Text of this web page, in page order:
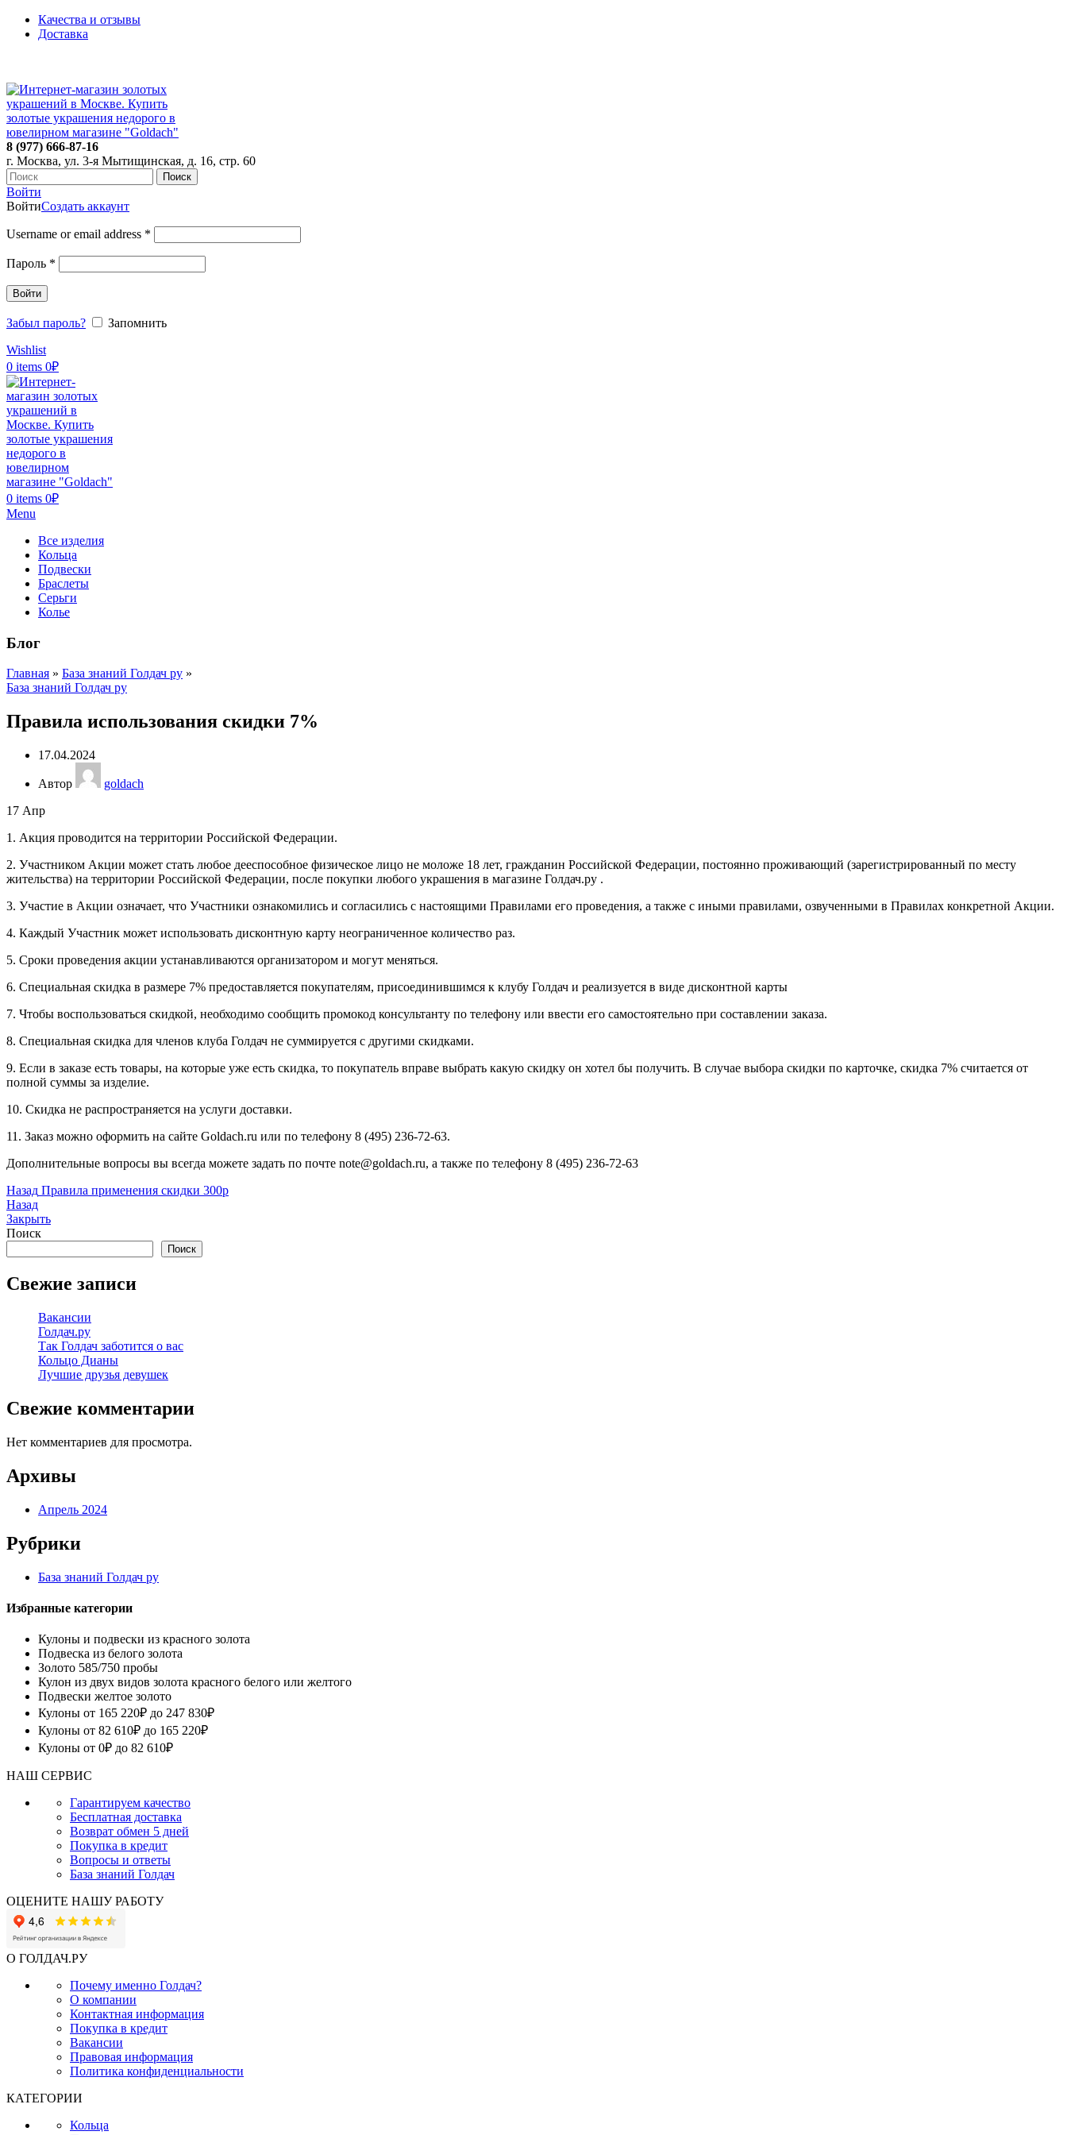
Качества и отзывы
Доставка
8 (977) 666-87-16
г. Москва, ул. 3-я Мытищинская, д. 16, стр. 60
Поиск
Войти
ВойтиСоздать аккаунт
Username or email address *
Пароль *
Войти
Забыл пароль?
Запомнить
Wishlist
0 items 0₽
0 items 0₽
Menu
Все изделия
Кольца
Подвески
Браслеты
Серьги
Колье
Блог
Главная » База знаний Голдач ру »
База знаний Голдач ру
Правила использования скидки 7%
17.04.2024
Автор
goldach
17 Апр
1. Акция проводится на территории Российской Федерации.
2. Участником Акции может стать любое дееспособное физическое лицо не моложе 18 лет, гражданин Российской Федерации, постоянно проживающий (зарегистрированный по месту
жительства) на территории Российской Федерации, после покупки любого украшения в магазине Голдач.ру .
3. Участие в Акции означает, что Участники ознакомились и согласились с настоящими Правилами его проведения, а также с иными правилами, озвученными в Правилах конкретной Акции.
4. Каждый Участник может использовать дисконтную карту неограниченное количество раз.
5. Сроки проведения акции устанавливаются организатором и могут меняться.
6. Специальная скидка в размере 7% предоставляется покупателям, присоединившимся к клубу Голдач и реализуется в виде дисконтной карты
7. Чтобы воспользоваться скидкой, необходимо сообщить промокод консультанту по телефону или ввести его самостоятельно при составлении заказа.
8. Специальная скидка для членов клуба Голдач не суммируется с другими скидками.
9. Если в заказе есть товары, на которые уже есть скидка, то покупатель вправе выбрать какую скидку он хотел бы получить. В случае выбора скидки по карточке, скидка 7% считается от
полной суммы за изделие.
10. Скидка не распространяется на услуги доставки.
11. Заказ можно оформить на сайте Goldach.ru или по телефону 8 (495) 236-72-63.
Дополнительные вопросы вы всегда можете задать по почте note@goldach.ru, а также по телефону 8 (495) 236-72-63
Назад Правила применения скидки 300р
Назад
Закрыть
Поиск
Поиск
Свежие записи
Вакансии
Голдач.ру
Так Голдач заботится о вас
Кольцо Дианы
Лучшие друзья девушек
Свежие комментарии
Нет комментариев для просмотра.
Архивы
Апрель 2024
Рубрики
База знаний Голдач ру
Избранные категории
Кулоны и подвески из красного золота
Подвеска из белого золота
Золото 585/750 пробы
Кулон из двух видов золота красного белого или желтого
Подвески желтое золото
Кулоны от 165 220₽ до 247 830₽
Кулоны от 82 610₽ до 165 220₽
Кулоны от 0₽ до 82 610₽
НАШ СЕРВИС
Гарантируем качество
Бесплатная доставка
Возврат обмен 5 дней
Покупка в кредит
Вопросы и ответы
База знаний Голдач
ОЦЕНИТЕ НАШУ РАБОТУ
О ГОЛДАЧ.РУ
Почему именно Голдач?
О компании
Контактная информация
Покупка в кредит
Вакансии
Правовая информация
Политика конфиденциальности
КАТЕГОРИИ
Кольца